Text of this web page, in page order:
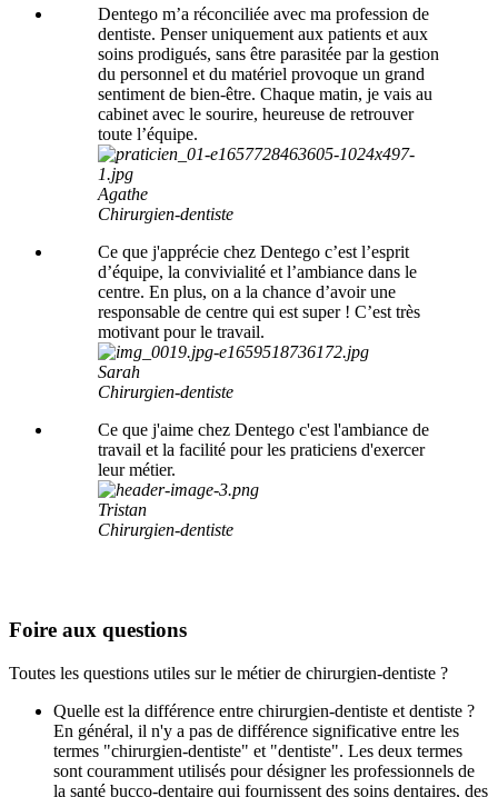
Dentego m’a réconciliée avec ma profession de
dentiste. Penser uniquement aux patients et aux
soins prodigués, sans être parasitée par la gestion
du personnel et du matériel provoque un grand
sentiment de bien-être. Chaque matin, je vais au
cabinet avec le sourire, heureuse de retrouver
toute l’équipe.
Agathe
Chirurgien-dentiste
Ce que j'apprécie chez Dentego c’est l’esprit
d’équipe, la convivialité et l’ambiance dans le
centre. En plus, on a la chance d’avoir une
responsable de centre qui est super ! C’est très
motivant pour le travail.
Sarah
Chirurgien-dentiste
Ce que j'aime chez Dentego c'est l'ambiance de
travail et la facilité pour les praticiens d'exercer
leur métier.
Tristan
Chirurgien-dentiste
Foire aux questions
Toutes les questions utiles sur le métier de chirurgien-dentiste ?
Quelle est la différence entre chirurgien-dentiste et dentiste ?
En général, il n'y a pas de différence significative entre les
termes "chirurgien-dentiste" et "dentiste". Les deux termes
sont couramment utilisés pour désigner les professionnels de
la santé bucco-dentaire qui fournissent des soins dentaires, des